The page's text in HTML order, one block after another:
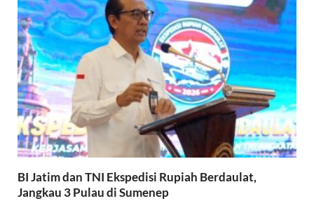
BI Jatim dan TNI Ekspedisi Rupiah Berdaulat,
Jangkau 3 Pulau di Sumenep